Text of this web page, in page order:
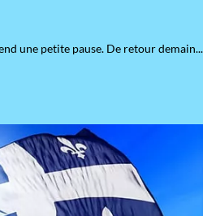
une petite pause. De retour demain...